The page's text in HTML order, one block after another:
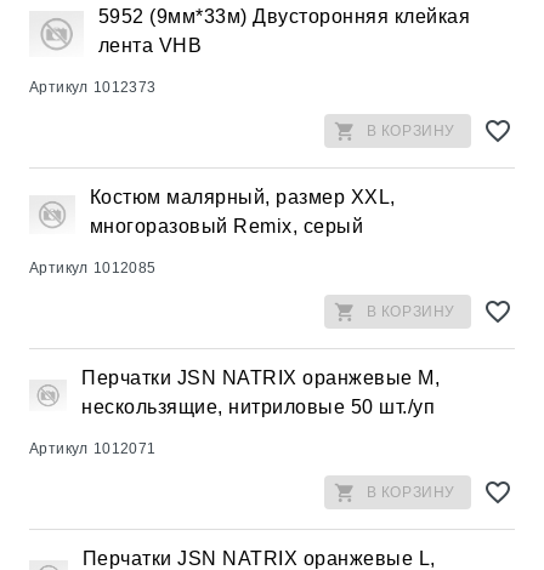
5952 (9мм*33м) Двусторонняя клейкая
лента VHB
Артикул 1012373
В КОРЗИНУ
Костюм малярный, размер XXL,
многоразовый Remix, серый
Артикул 1012085
В КОРЗИНУ
Перчатки JSN NATRIX оранжевые M,
нескользящие, нитриловые 50 шт./уп
Артикул 1012071
В КОРЗИНУ
Перчатки JSN NATRIX оранжевые L,